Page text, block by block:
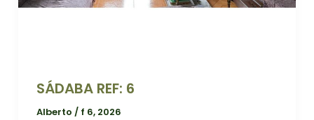
SÁDABA REF: 6
Alberto / f 6, 2026